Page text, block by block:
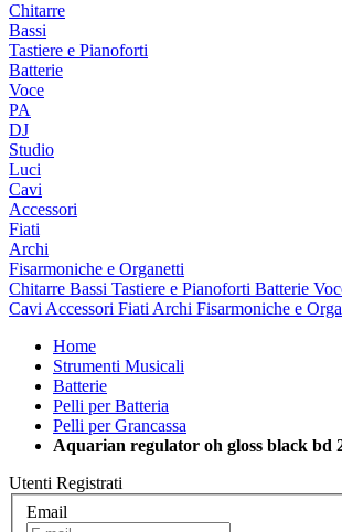
Chitarre
Bassi
Tastiere e Pianoforti
Batterie
Voce
PA
DJ
Studio
Luci
Cavi
Accessori
Fiati
Archi
Fisarmoniche e Organetti
Chitarre Bassi Tastiere e Pianoforti Batterie
Cavi Accessori Fiati Archi Fisarmoniche e
Home
Strumenti Musicali
Batterie
Pelli per Batteria
Pelli per Grancassa
Aquarian regulator oh gloss black bd
Utenti Registrati
Email